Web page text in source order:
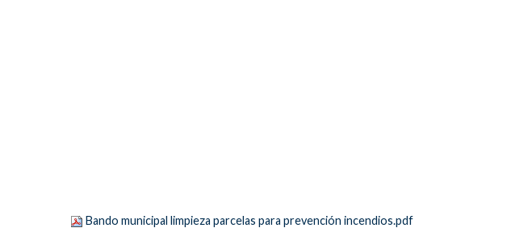
Bando municipal limpieza parcelas para prevención incendios.pdf